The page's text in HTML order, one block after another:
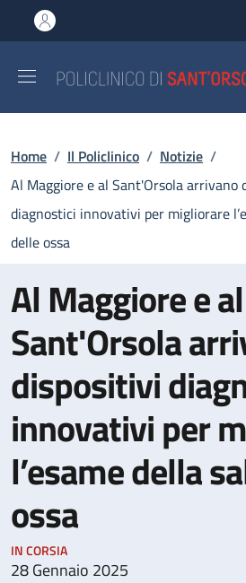
al contenuto principale
to footer content
Briciole di pane
Home / Il Policlinico / Notizie /
Al Maggiore e al Sant'Orsola arrivano
diagnostici innovativi per migliorare
delle ossa
Al Maggiore e al
Sant'Orsola
dispositivi
innovativi per
l’esame della
ossa
IN CORSIA
28 Gennaio 2025